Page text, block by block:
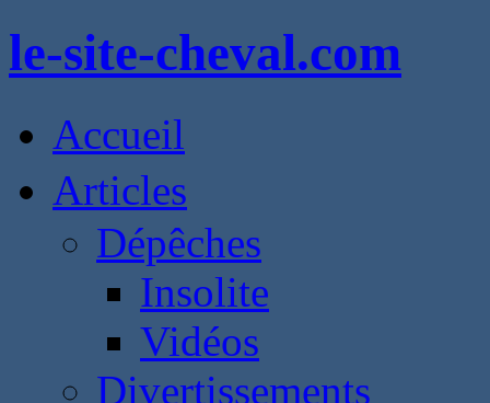
le-site-cheval.com
Accueil
Articles
Dépêches
Insolite
Vidéos
Divertissements